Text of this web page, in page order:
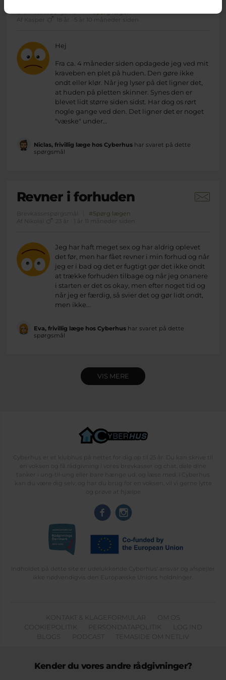
Brevkassespørgsmål
#Spørg lægen
Af Kasper
18 år · 5 år 10 måneder siden
Hej
Fra ca. 4 måneder siden opdagede jeg ved mit
kraveben en plet på huden. Den gøre ikke
ondt eller klør. Når jeg lyser på det ligner det,
at huden på pletten skinner. Synes den er
blevet lidt større siden sidst. Har dog os rørt
nogle gange ved den. Det ligner det er noget
"væske" under...
Niclas, frivillig læge hos Cyberhushar svaret på dette
spørgsmål
Revner i forhuden
Brevkassespørgsmål
#Spørg lægen
Af Nikolai
23 år · 1 år 11 måneder siden
Jeg har haft meget sex og har aldrig oplevet
det før, men har fået revner i min forhud og når
jeg er i bad og det er fugtigt gør det ikke ondt
at trække forhuden tilbage og når jeg onanere
i starten er det os okay, men efter noget tid og
når jeg er færdig, så svier det og gør lidt ondt,
men ikke...
Eva, frivillig læge hos Cyberhushar svaret på dette
spørgsmål
VIS MERE
Cyberhus er et klubhus på nettet for dig op til 25 år. Du kan skrive til
en voksen og få rådgivning i vores brevkasser og chat, dele dine
tanker i ung-til-ung eller bare hænge ud, og læse med. I Cyberhus
kan du være dig selv, og har du brug for en voksen, vil vi gerne lytte
og prøve at hjælpe
Indholdet på dette site er udelukkende Cyberhus' ansvar og afspejler
ikke nødvendigvis den Europæiske Unions holdninger.
KONTAKT & KLAGEFORMULAR
OM OS
COOKIEPOLITIK
PERSONDATAPOLITIK
LOG IND
BLOGS
PODCAST TEMASIDE OM NETLIV
Kender du vores andre rådgivninger?